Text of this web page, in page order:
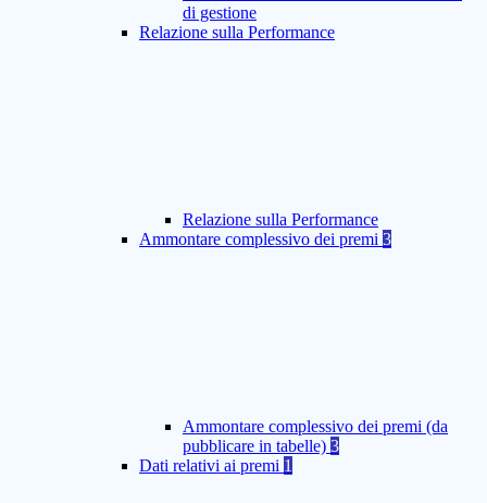
di gestione
Relazione sulla Performance
Relazione sulla Performance
Ammontare complessivo dei premi 3
Ammontare complessivo dei premi (da
pubblicare in tabelle) 3
Dati relativi ai premi 1